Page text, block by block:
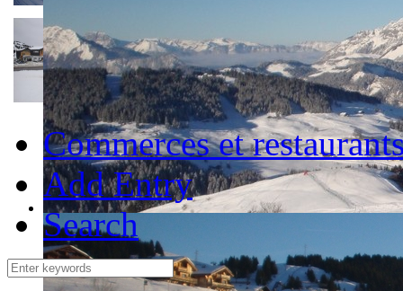
Commerces et
Add Entry
Search